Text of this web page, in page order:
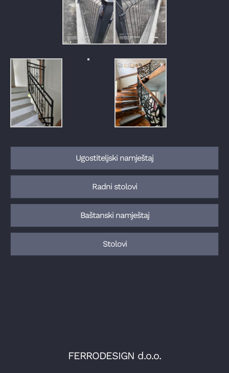
Ugostiteljski namještaj
Radni stolovi
Baštanski namještaj
Stolovi
FERRODESIGN d.o.o.